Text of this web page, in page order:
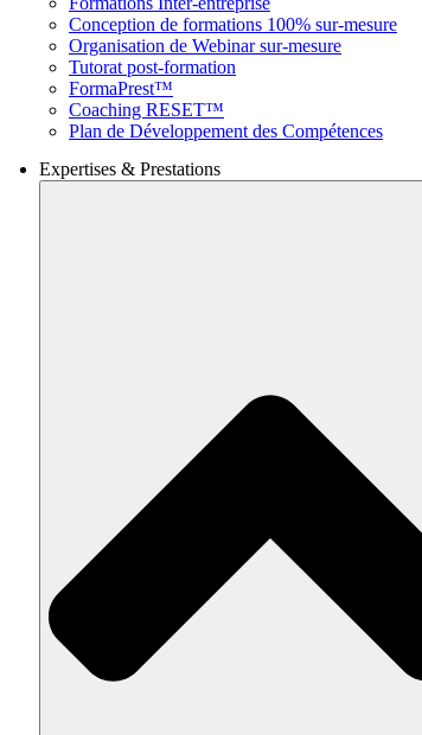
Conception de formations 100% sur-mesure
Organisation de Webinar sur-mesure
Tutorat post-formation
FormaPrest™
Coaching RESET™
Plan de Développement des Compétences
Expertises & Prestations